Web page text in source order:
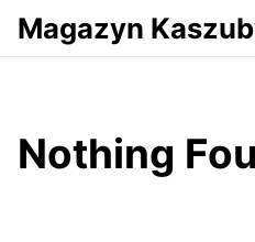
Przejdź do serwisu
Magazyn
Nothing